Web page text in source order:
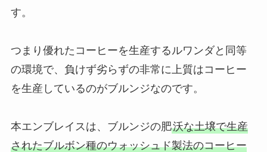
す。
つまり優れたコーヒーを生産するルワンダと同等
の環境で、負けず劣らずの非常に上質はコーヒー
を生産しているのがブルンジなのです。
本エンブレイスは、ブルンジの肥沃な土壌で生産
されたブルボン種のウォッシュド製法のコーヒー